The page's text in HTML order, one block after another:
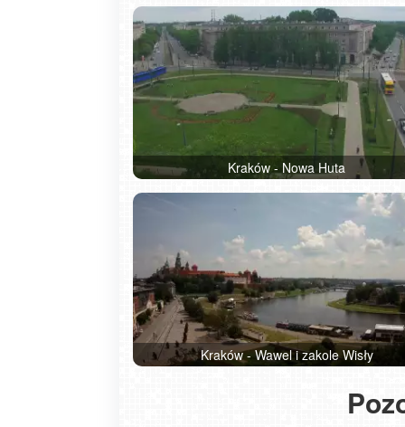
Kraków - Nowa Huta
Kraków - Wawel i zakole Wisły
piątek, 07 sierpnia 2026
Hotel z komorą normobaryczną nad
Jeziorem Mucharskim – czy to